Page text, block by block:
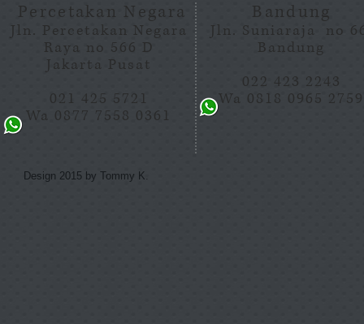
Percetakan Negara
Jln. Percetakan Negara
Raya no 566 D
Jakarta Pusat
021 425 5721
Wa 0877 7558 0361
Bandung
Jln. Suniaraja no
Bandung
022 423 2243
Wa 0818 0965 2759
Design 2015 by Tommy K.